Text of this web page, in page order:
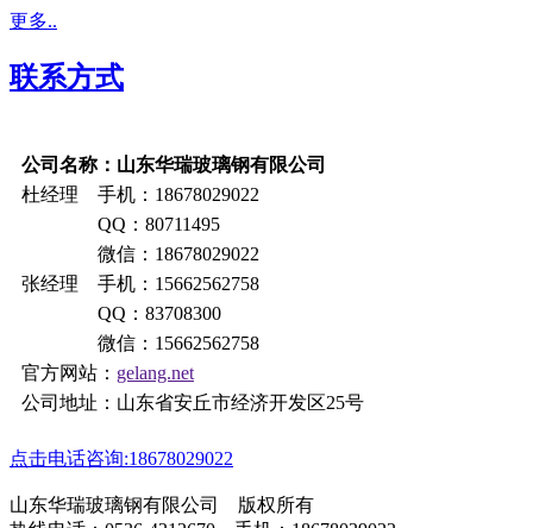
更多..
联系方式
公司名称：山东华瑞玻璃钢有限公司
杜经理 手机：18678029022
QQ：80711495
微信：18678029022
张经理 手机：15662562758
QQ：83708300
微信：15662562758
官方网站： gelang.net
公司地址：山东省安丘市经济开发区25号
点击电话咨询:18678029022
山东华瑞玻璃钢有限公司 版权所有